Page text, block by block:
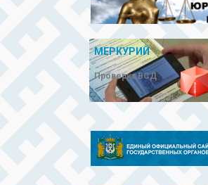
МЕРКУРИЙ
Проверка ВСД